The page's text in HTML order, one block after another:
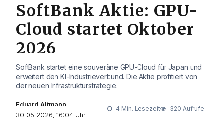
SoftBank Aktie: GPU-
Cloud startet Oktober
2026
SoftBank startet eine souveräne GPU-Cloud für Japan und
erweitert den KI-Industrieverbund. Die Aktie profitiert von
der neuen Infrastrukturstrategie.
Eduard Altmann
30.05.2026, 16:04 Uhr
4 Min. Lesezeit 320 Aufrufe